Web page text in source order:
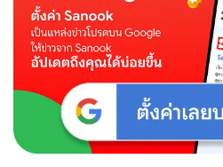
ยาก
ขั้น
เทพ